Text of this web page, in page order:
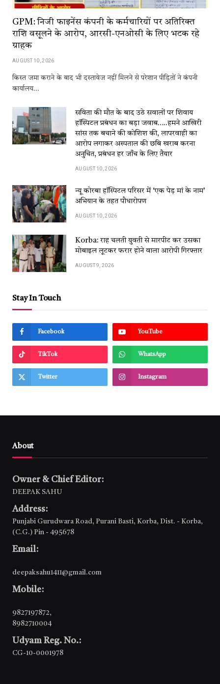
GPM: निजी फाइनेंस कंपनी के कर्मचारियों पर अतिरिक्त
राशि वसूलने के आरोप, आरसी-एनओसी के लिए भटक रहे
ग्राहक
AUGUST 10, 2026
किस्त जमा कराने के बाद भी दस्तावेज नहीं मिलने से परेशान पीड़ितों ने कंपनी
कार्यालय…
सविता की मौत के बाद उठे सवालों पर शिवाय
हॉस्पिटल प्रबंधन का बड़ा जवाब…..हमने आखिरी
सांस तक बचाने की कोशिश की, लापरवाही का
आरोप लगाकर अस्पताल की छबि खराब करना
अनुचित, प्रबंधन हर जाँच के लिए तैयार
AUGUST 10, 2026
न्यू कोरबा हॉस्पिटल परिसर में ‘एक पेड़ मां के नाम’
अभियान के तहत पौधारोपण
AUGUST 10, 2026
Korba: राह चलती युवती से मारपीट कर उसका
मोबाइल लूटकर फरार होने वाला आरोपी गिरफ्तार
AUGUST 9, 2026
Stay In Touch
Facebook YouTube
TikTok WhatsApp
Twitter Instagram
About
Owner & Chief Editor:
DEEPAK SAHU
Address:
Punjabi Gurudwara Road, Purani Basti, Korba, Dist. - Korba,
(C.G.) Pin - 495678
Email:
deepaksahu1411@gmail.com
Mobile:
9827197872,
8982710004
Udyam Reg. No.:
CG-10-0001978